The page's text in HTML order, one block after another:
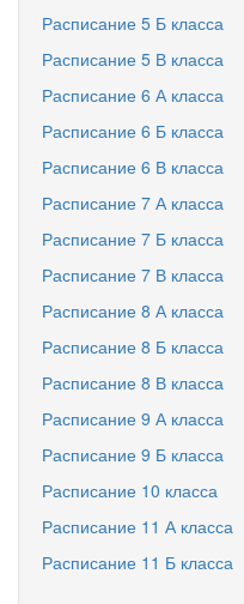
Расписание 5 Б класса
Расписание 5 В класса
Расписание 6 А класса
Расписание 6 Б класса
Расписание 6 В класса
Расписание 7 А класса
Расписание 7 Б класса
Расписание 7 В класса
Расписание 8 А класса
Расписание 8 Б класса
Расписание 8 В класса
Расписание 9 А класса
Расписание 9 Б класса
Расписание 10 класса
Расписание 11 А класса
Расписание 11 Б класса